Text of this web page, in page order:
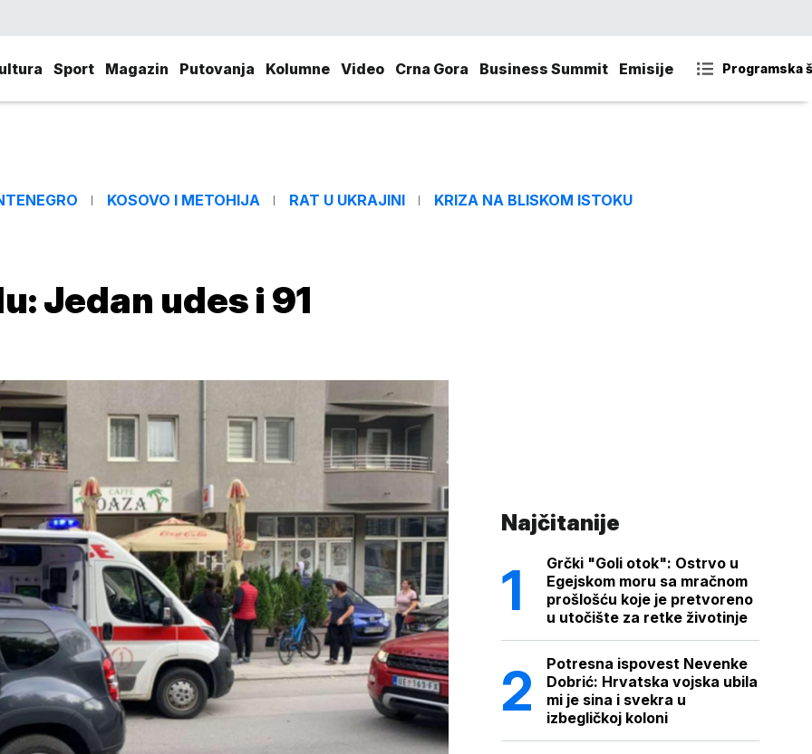
Sport Magazin Putovanja Kolumne Video Crna Gora Business Summit Emisije Programska
KOSOVO I METOHIJA RAT U UKRAJINI KRIZA NA BLISKOM ISTOKU
Jedan udes i 91
Najčitanije
Grčki "Goli otok": Ostrvo u
Egejskom moru sa mračnom
prošlošću koje je pretvoreno
u utočište za retke životinje
Potresna ispovest Nevenke
Dobrić: Hrvatska vojska ubila
mi je sina i svekra u
izbegličkoj koloni